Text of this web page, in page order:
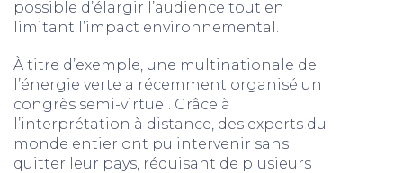
possible d’élargir l’audience tout en
limitant l’impact environnemental.
À titre d’exemple, une multinationale de
l’énergie verte a récemment organisé un
congrès semi-virtuel. Grâce à
l’interprétation à distance, des experts du
monde entier ont pu intervenir sans
quitter leur pays, réduisant de plusieurs